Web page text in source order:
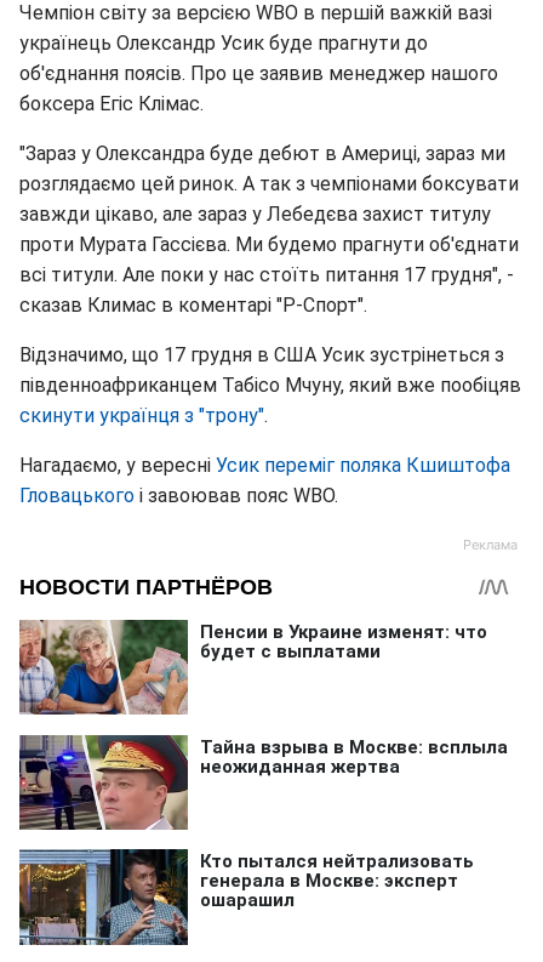
Чемпіон світу за версією WBO в першій важкій вазі
українець Олександр Усик буде прагнути до
об'єднання поясів. Про це заявив менеджер нашого
боксера Егіс Клімас.
"Зараз у Олександра буде дебют в Америці, зараз ми
розглядаємо цей ринок. А так з чемпіонами боксувати
завжди цікаво, але зараз у Лебедєва захист титулу
проти Мурата Гассієва. Ми будемо прагнути об'єднати
всі титули. Але поки у нас стоїть питання 17 грудня", -
сказав Климас в коментарі "Р-Спорт".
Відзначимо, що 17 грудня в США Усик зустрінеться з
південноафриканцем Табісо Мчуну, який вже пообіцяв
скинути українця з "трону".
Нагадаємо, у вересні Усик переміг поляка Кшиштофа
Гловацького і завоював пояс WBO.